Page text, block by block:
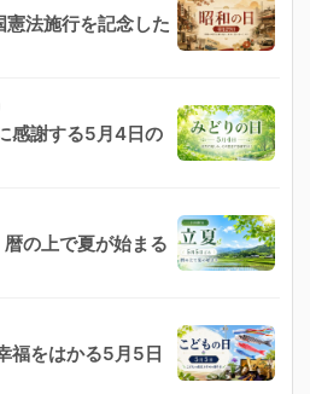
法施行を記念した
感謝する5月4日の
の上で夏が始まる
福をはかる5月5日